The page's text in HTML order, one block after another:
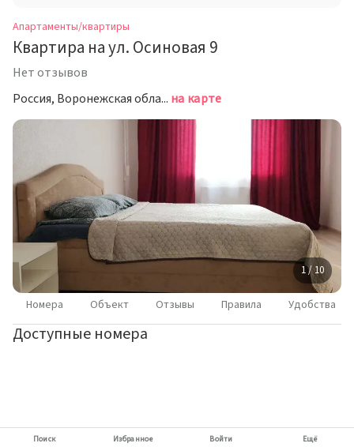
Апартаменты/квартиры
Квартира на ул. Осиновая 9
Нет отзывов
Россия, Воронежская область, Новоусманский район, посёлок Отрадное, Осиновая улица, 9 на карте
1 / 10
Номера Объект Отзывы Правила Удобства
Доступные номера
Поиск Избранное Войти Ещё